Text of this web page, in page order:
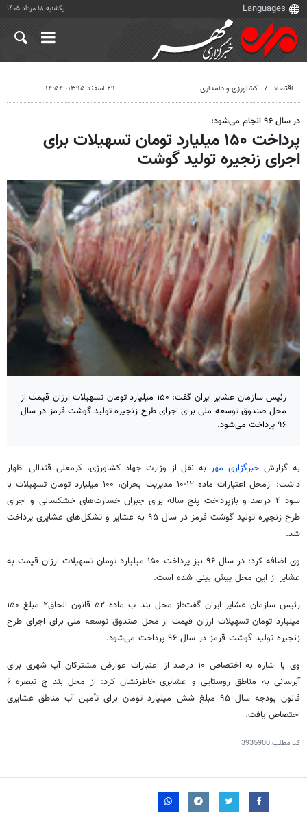
یکشنبه ۱۸ مرداد ۱۴۰۵
اقتصاد کشاورزی و دامداری ۲۹ اسفند ۱۳۹۵، ۱۴:۵۴
در سال ۹۶ انجام می‌شود؛
پرداخت ۱۵۰ میلیارد تومان تسهیلات برای
اجرای زنجیره تولید گوشت
رئیس سازمان عشایر ایران گفت: ۱۵۰ میلیارد تومان تسهیلات ارزان قیمت از
محل صندوق توسعه ملی برای اجرای طرح زنجیره تولید گوشت قرمز در سال
۹۶ پرداخت می‌شود.
به گزارش خبرگزاری مهر به نقل از وزارت جهاد کشاورزی، کرمعلی قندالی اظهار
داشت: ازمحل اعتبارات ماده ۱۲-۱۰ مدیریت بحران، ۱۰۰ میلیارد تومان تسهیلات با
سود ۴ درصد و بازپرداخت پنج ساله برای جبران خسارت‌های خشکسالی و اجرای
طرح زنجیره تولید گوشت قرمز در سال ۹۵ به عشایر و تشکل‌های عشایری پرداخت
شد.
وی اضافه کرد: در سال ۹۶ نیز پرداخت ۱۵۰ میلیارد تومان تسهیلات ارزان قیمت به
عشایر از این محل پیش بینی شده است.
رئیس سازمان عشایر ایران گفت:از محل بند ب ماده ۵۲ قانون الحاق۲ مبلغ ۱۵۰
میلیارد تومان تسهیلات ارزان قیمت از محل صندوق توسعه ملی برای اجرای طرح
زنجیره تولید گوشت قرمز در سال ۹۶ پرداخت می‌شود
.
وی با اشاره به اختصاص ۱۰ درصد از اعتبارات عوارض مشترکان آب شهری برای
آبرسانی به مناطق روستایی و عشایری خاطرنشان کرد: از محل بند ج تبصره ۶
قانون بودجه سال ۹۵ مبلغ شش میلیارد تومان برای تأمین آب مناطق عشایری
اختصاص یافت.
کد مطلب3935900